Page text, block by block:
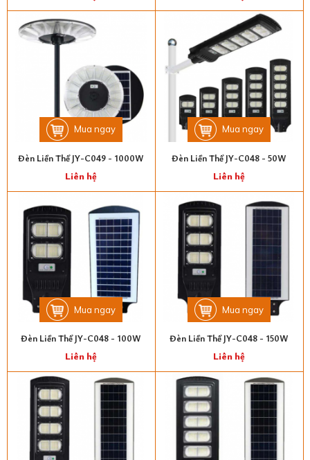
Mua ngay
Đèn Liền Thể JY-C049 - 1000W
Liên hệ
Mua ngay
Đèn Liền Thể JY-C048 - 50W
Liên hệ
Mua ngay
Đèn Liền Thể JY-C048 - 100W
Liên hệ
Mua ngay
Đèn Liền Thể JY-C048 - 150W
Liên hệ